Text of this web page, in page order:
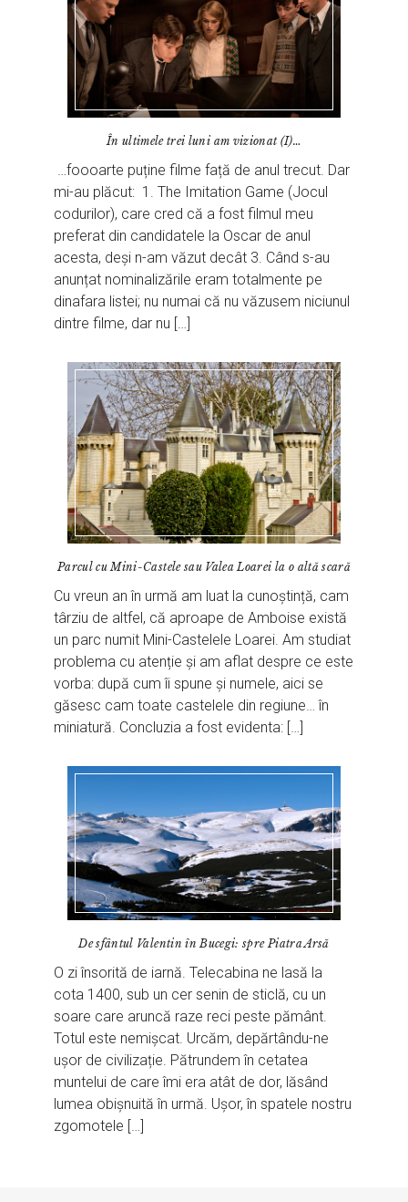
În ultimele trei luni am vizionat (I)…
…foooarte puține filme față de anul trecut. Dar
mi-au plăcut: 1. The Imitation Game (Jocul
codurilor), care cred că a fost filmul meu
preferat din candidatele la Oscar de anul
acesta, deși n-am văzut decât 3. Când s-au
anunțat nominalizările eram totalmente pe
dinafara listei; nu numai că nu văzusem niciunul
dintre filme, dar nu […]
Parcul cu Mini-Castele sau Valea Loarei la o altă scară
Cu vreun an în urmă am luat la cunoștință, cam
târziu de altfel, că aproape de Amboise există
un parc numit Mini-Castelele Loarei. Am studiat
problema cu atenție și am aflat despre ce este
vorba: după cum îi spune și numele, aici se
găsesc cam toate castelele din regiune… în
miniatură. Concluzia a fost evidenta: […]
De sfântul Valentin în Bucegi: spre Piatra Arsă
O zi însorită de iarnă. Telecabina ne lasă la
cota 1400, sub un cer senin de sticlă, cu un
soare care aruncă raze reci peste pământ.
Totul este nemișcat. Urcăm, depărtându-ne
ușor de civilizație. Pătrundem în cetatea
muntelui de care îmi era atât de dor, lăsând
lumea obișnuită în urmă. Ușor, în spatele nostru
zgomotele […]